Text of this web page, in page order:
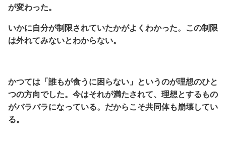
が変わった。
いかに自分が制限されていたかがよくわかった。この制限
は外れてみないとわからない。
かつては「誰もが食うに困らない」というのが理想のひと
つの方向でした。今はそれが満たされて、理想とするもの
がバラバラになっている。だからこそ共同体も崩壊してい
る。